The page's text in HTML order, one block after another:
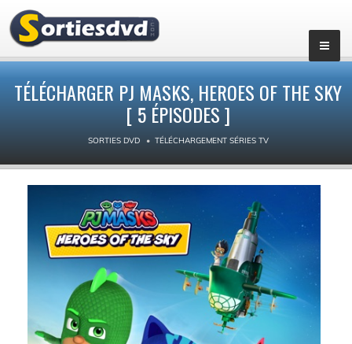
TÉLÉCHARGER PJ MASKS, HEROES OF THE SKY
[ 5 ÉPISODES ]
SORTIES DVD TÉLÉCHARGEMENT SÉRIES TV